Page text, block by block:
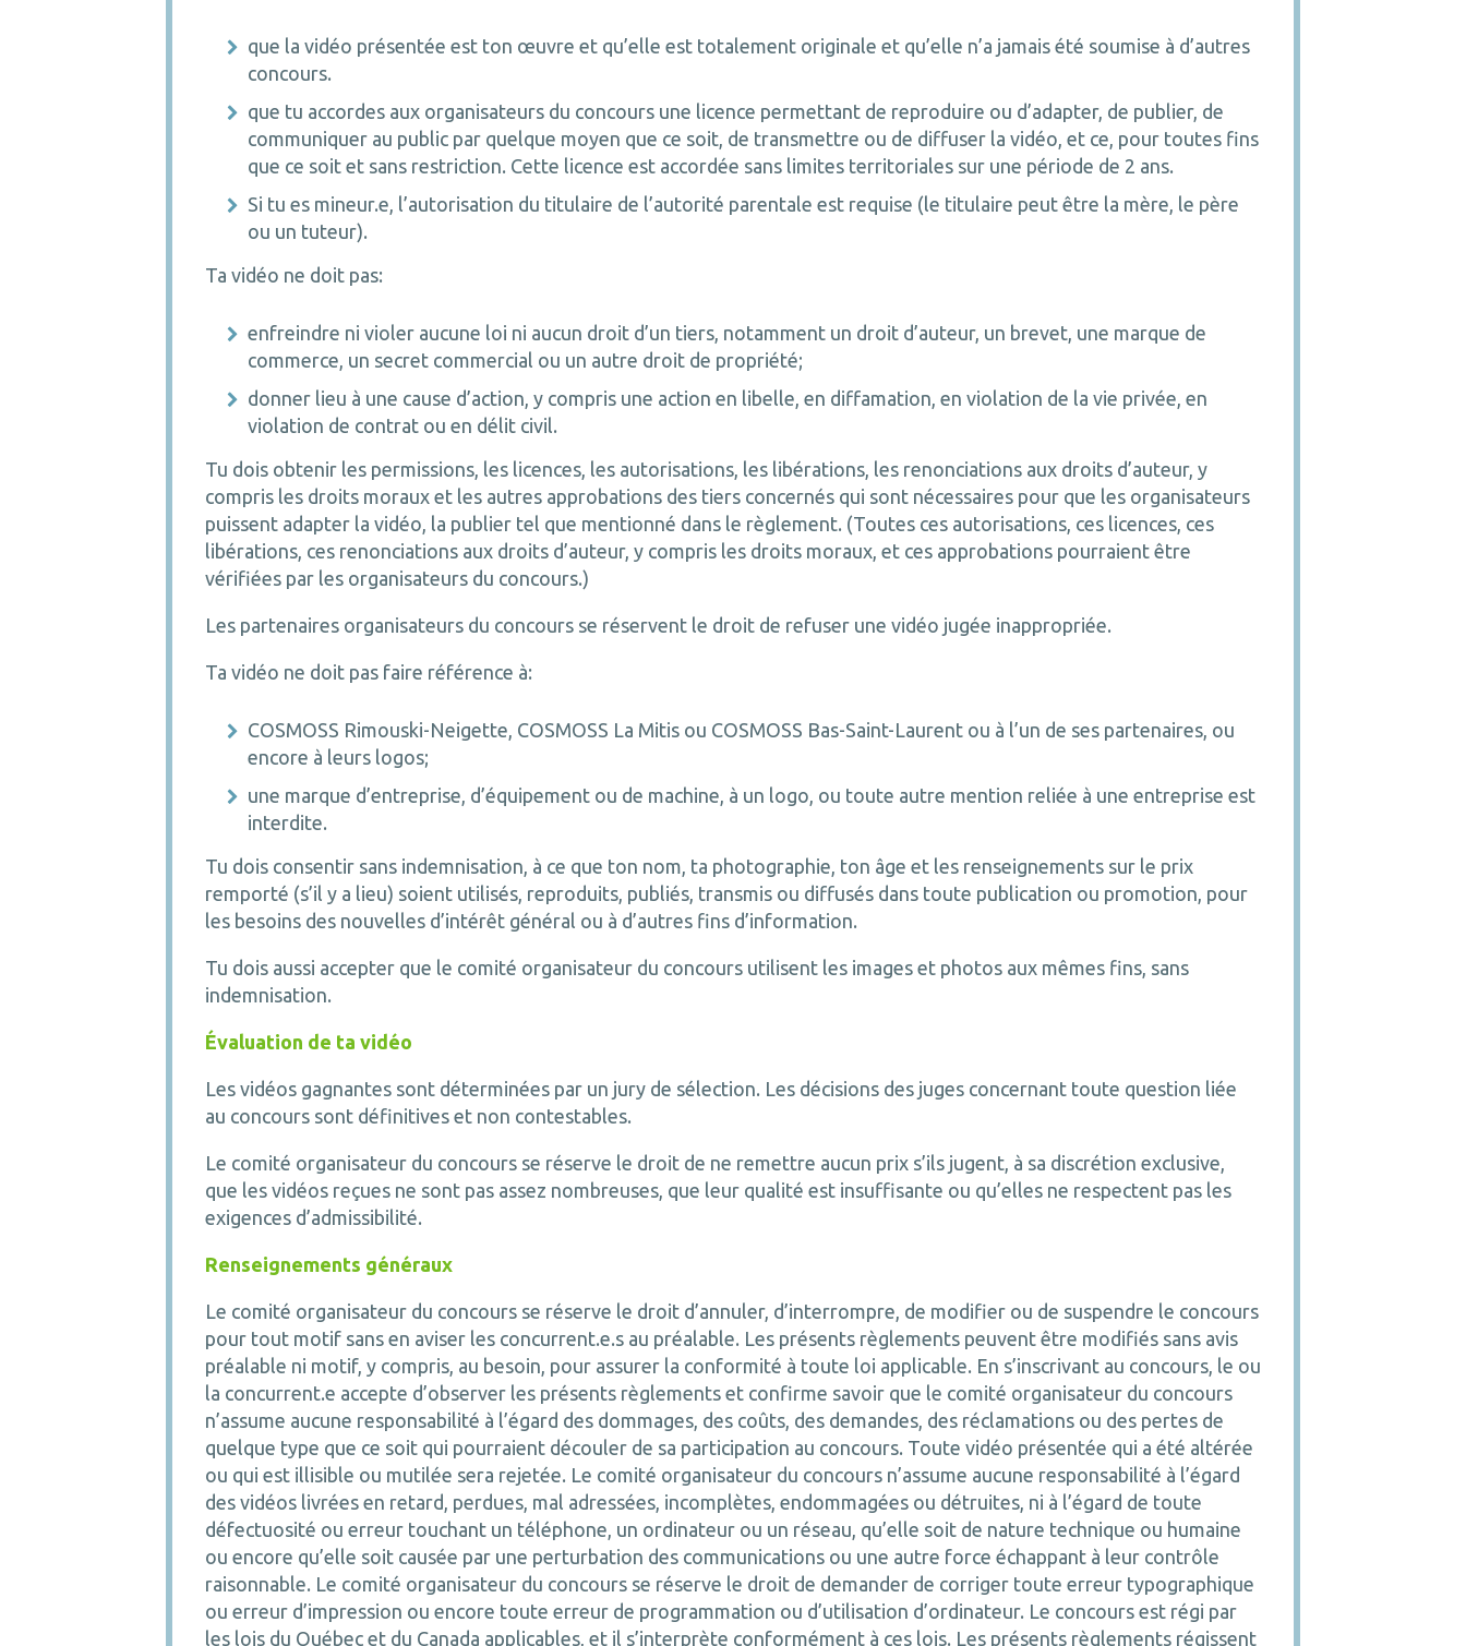
que la vidéo présentée est ton œuvre et qu’elle est totalement originale et qu’elle n’a jamais été soumise à d’autres
concours.
que tu accordes aux organisateurs du concours une licence permettant de reproduire ou d’adapter, de publier, de
communiquer au public par quelque moyen que ce soit, de transmettre ou de diffuser la vidéo, et ce, pour toutes fins
que ce soit et sans restriction. Cette licence est accordée sans limites territoriales sur une période de 2 ans.
Si tu es mineur.e, l’autorisation du titulaire de l’autorité parentale est requise (le titulaire peut être la mère, le père
ou un tuteur).
Ta vidéo ne doit pas:
enfreindre ni violer aucune loi ni aucun droit d’un tiers, notamment un droit d’auteur, un brevet, une marque de
commerce, un secret commercial ou un autre droit de propriété;
donner lieu à une cause d’action, y compris une action en libelle, en diffamation, en violation de la vie privée, en
violation de contrat ou en délit civil.
Tu dois obtenir les permissions, les licences, les autorisations, les libérations, les renonciations aux droits d’auteur, y
compris les droits moraux et les autres approbations des tiers concernés qui sont nécessaires pour que les organisateurs
puissent adapter la vidéo, la publier tel que mentionné dans le règlement. (Toutes ces autorisations, ces licences, ces
libérations, ces renonciations aux droits d’auteur, y compris les droits moraux, et ces approbations pourraient être
vérifiées par les organisateurs du concours.)
Les partenaires organisateurs du concours se réservent le droit de refuser une vidéo jugée inappropriée.
Ta vidéo ne doit pas faire référence à:
COSMOSS Rimouski-Neigette, COSMOSS La Mitis ou COSMOSS Bas-Saint-Laurent ou à l’un de ses partenaires, ou
encore à leurs logos;
une marque d’entreprise, d’équipement ou de machine, à un logo, ou toute autre mention reliée à une entreprise est
interdite.
Tu dois consentir sans indemnisation, à ce que ton nom, ta photographie, ton âge et les renseignements sur le prix
remporté (s’il y a lieu) soient utilisés, reproduits, publiés, transmis ou diffusés dans toute publication ou promotion, pour
les besoins des nouvelles d’intérêt général ou à d’autres fins d’information.
Tu dois aussi accepter que le comité organisateur du concours utilisent les images et photos aux mêmes fins, sans
indemnisation.
Évaluation de ta vidéo
Les vidéos gagnantes sont déterminées par un jury de sélection. Les décisions des juges concernant toute question liée
au concours sont définitives et non contestables.
Le comité organisateur du concours se réserve le droit de ne remettre aucun prix s’ils jugent, à sa discrétion exclusive,
que les vidéos reçues ne sont pas assez nombreuses, que leur qualité est insuffisante ou qu’elles ne respectent pas les
exigences d’admissibilité.
Renseignements généraux
Le comité organisateur du concours se réserve le droit d’annuler, d’interrompre, de modifier ou de suspendre le concours
pour tout motif sans en aviser les concurrent.e.s au préalable. Les présents règlements peuvent être modifiés sans avis
préalable ni motif, y compris, au besoin, pour assurer la conformité à toute loi applicable. En s’inscrivant au concours, le ou
la concurrent.e accepte d’observer les présents règlements et confirme savoir que le comité organisateur du concours
n’assume aucune responsabilité à l’égard des dommages, des coûts, des demandes, des réclamations ou des pertes de
quelque type que ce soit qui pourraient découler de sa participation au concours. Toute vidéo présentée qui a été altérée
ou qui est illisible ou mutilée sera rejetée. Le comité organisateur du concours n’assume aucune responsabilité à l’égard
des vidéos livrées en retard, perdues, mal adressées, incomplètes, endommagées ou détruites, ni à l’égard de toute
défectuosité ou erreur touchant un téléphone, un ordinateur ou un réseau, qu’elle soit de nature technique ou humaine
ou encore qu’elle soit causée par une perturbation des communications ou une autre force échappant à leur contrôle
raisonnable. Le comité organisateur du concours se réserve le droit de demander de corriger toute erreur typographique
ou erreur d’impression ou encore toute erreur de programmation ou d’utilisation d’ordinateur. Le concours est régi par
les lois du Québec et du Canada applicables, et il s’interprète conformément à ces lois. Les présents règlements régissent